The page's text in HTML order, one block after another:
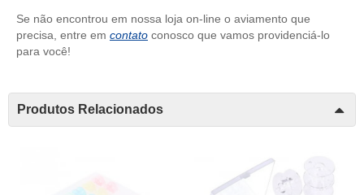
Se não encontrou em nossa loja on-line o aviamento que
precisa, entre em contato conosco que vamos providenciá-lo
para você!
Produtos Relacionados